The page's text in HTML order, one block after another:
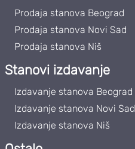
Prodaja stanova Beograd
Prodaja stanova Novi Sad
Prodaja stanova Niš
Stanovi izdavanje
Izdavanje stanova Beograd
Izdavanje stanova Novi Sad
Izdavanje stanova Niš